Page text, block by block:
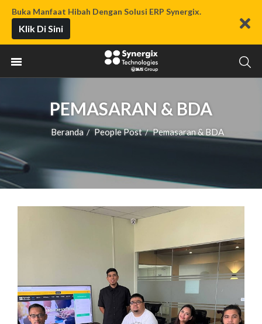
Buka Manfaat Hibah Dengan Solusi ERP Synergix.
Klik Di Sini
PEMASARAN & BDA
Beranda / People Post / Pemasaran & BDA